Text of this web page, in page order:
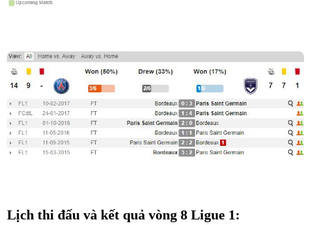
Lịch thi đấu và kết quả vòng 8 Ligue 1: